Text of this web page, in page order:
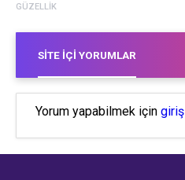
GÜZELLIK
SITE İÇI YORUMLAR
Yorum yapabilmek için giriş